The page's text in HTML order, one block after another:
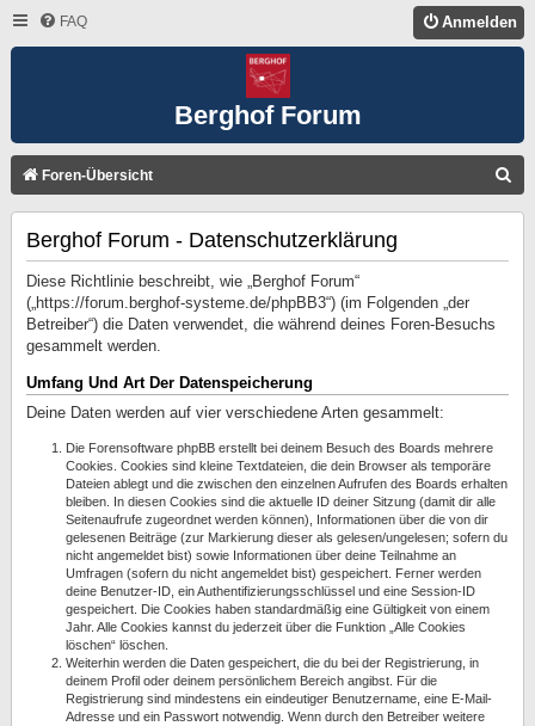
FAQ Anmelden
Berghof Forum
Foren-Übersicht
Berghof Forum - Datenschutzerklärung
Diese Richtlinie beschreibt, wie „Berghof Forum“
(„https://forum.berghof-systeme.de/phpBB3“) (im Folgenden „der
Betreiber“) die Daten verwendet, die während deines Foren-Besuchs
gesammelt werden.
Umfang Und Art Der Datenspeicherung
Deine Daten werden auf vier verschiedene Arten gesammelt:
Die Forensoftware phpBB erstellt bei deinem Besuch des Boards mehrere
Cookies. Cookies sind kleine Textdateien, die dein Browser als temporäre
Dateien ablegt und die zwischen den einzelnen Aufrufen des Boards erhalten
bleiben. In diesen Cookies sind die aktuelle ID deiner Sitzung (damit dir alle
Seitenaufrufe zugeordnet werden können), Informationen über die von dir
gelesenen Beiträge (zur Markierung dieser als gelesen/ungelesen; sofern du
nicht angemeldet bist) sowie Informationen über deine Teilnahme an
Umfragen (sofern du nicht angemeldet bist) gespeichert. Ferner werden
deine Benutzer-ID, ein Authentifizierungsschlüssel und eine Session-ID
gespeichert. Die Cookies haben standardmäßig eine Gültigkeit von einem
Jahr. Alle Cookies kannst du jederzeit über die Funktion „Alle Cookies
löschen“ löschen.
Weiterhin werden die Daten gespeichert, die du bei der Registrierung, in
deinem Profil oder deinem persönlichem Bereich angibst. Für die
Registrierung sind mindestens ein eindeutiger Benutzername, eine E-Mail-
Adresse und ein Passwort notwendig. Wenn durch den Betreiber weitere